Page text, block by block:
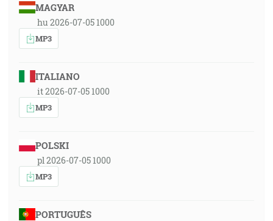
MAGYAR
hu 2026-07-05 1000
MP3
ITALIANO
it 2026-07-05 1000
MP3
POLSKI
pl 2026-07-05 1000
MP3
PORTUGUÊS